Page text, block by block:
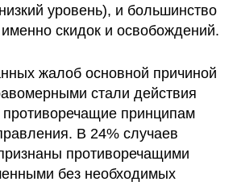
уровень), и большинство
именно скидок и освобождений.
жалоб основной причиной
стали действия
противоречащие принципам
В 24% случаев
противоречащими
без необходимых